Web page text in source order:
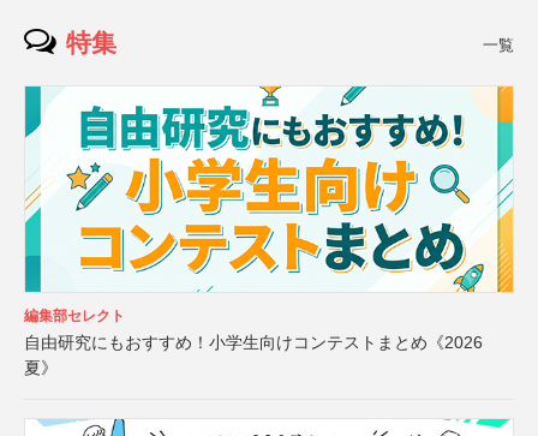
特集 一覧
編集部セレクト
自由研究にもおすすめ！小学生向けコンテストまとめ《2026
夏》